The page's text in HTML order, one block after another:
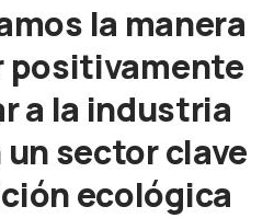
la manera
positivamente
a la industria
sector clave
ecológica